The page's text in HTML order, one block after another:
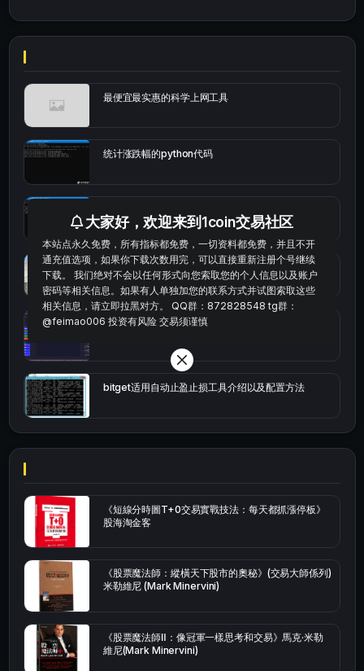
最便宜最实惠的科学上网工具
统计涨跌幅的python代码
bybit安卓端
Multi-indicator Resonance 多指标共振趋势自动交
bitget适用自动止盈止损工具介绍以及配置方法
《短線分時圖T+0交易實戰技法：每天都抓漲停板》
股海淘金客
《股票魔法師：縱橫天下股市的奧秘》(交易大師係列)
米勒維尼 (Mark Minervini)
《股票魔法師Ⅱ：像冠軍一樣思考和交易》馬克·米勒
維尼(Mark Minervini)
大家好，欢迎来到1coin交易社区
本站点永久免费，所有指标都免费，一切资料都免费，并且不开
通充值选项，如果你下载次数用完，可以直接重新注册个号继续
下载。 我们绝对不会以任何形式向您索取您的个人信息以及账户
密码等相关信息。如果有人单独加您的联系方式并试图索取这些
相关信息，请立即拉黑对方。 QQ群：872828548 tg群：
@feimao006 投资有风险 交易须谨慎